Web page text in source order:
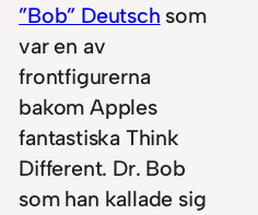
”Bob” Deutsch som
var en av
frontfigurerna
bakom Apples
fantastiska Think
Different. Dr. Bob
som han kallade sig